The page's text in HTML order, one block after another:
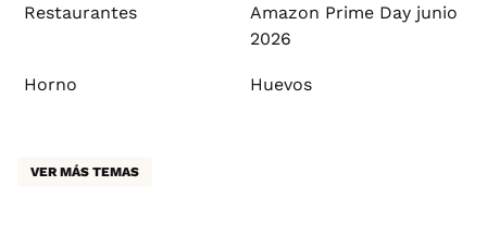
Restaurantes
Amazon Prime Day junio
2026
Horno Huevos
VER MÁS TEMAS